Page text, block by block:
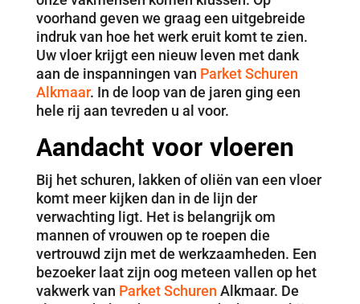
voorhand geven we graag een uitgebreide
indruk van hoe het werk eruit komt te zien.
Uw vloer krijgt een nieuw leven met dank
aan de inspanningen van Parket Schuren
Alkmaar. In de loop van de jaren ging een
hele rij aan tevreden u al voor.
Aandacht voor vloeren
Bij het schuren, lakken of oliën van een vloer
komt meer kijken dan in de lijn der
verwachting ligt. Het is belangrijk om
mannen of vrouwen op te roepen die
vertrouwd zijn met de werkzaamheden. Een
bezoeker laat zijn oog meteen vallen op het
vakwerk van Parket Schuren Alkmaar. De